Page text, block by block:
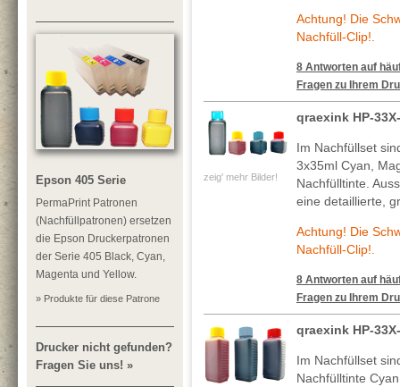
Epson 405 Serie
PermaPrint Patronen
(Nachfüllpatronen) ersetzen
die Epson Druckerpatronen
der Serie 405 Black, Cyan,
Magenta und Yellow.
» Produkte für diese Patrone
Drucker nicht gefunden?
Fragen Sie uns! »
Achtung! Die
Nachfüll-Clip!.
8 Antworten auf
Fragen zu Ihrem
zeig' mehr Bilder!
qraexink HP-
Im Nachfüllset
3x35ml Cyan,
Nachfülltinte.
eine detaillierte,
Achtung! Die
Nachfüll-Clip!.
8 Antworten auf
Fragen zu Ihrem
qraexink HP-
Im Nachfüllset
Nachfülltinte